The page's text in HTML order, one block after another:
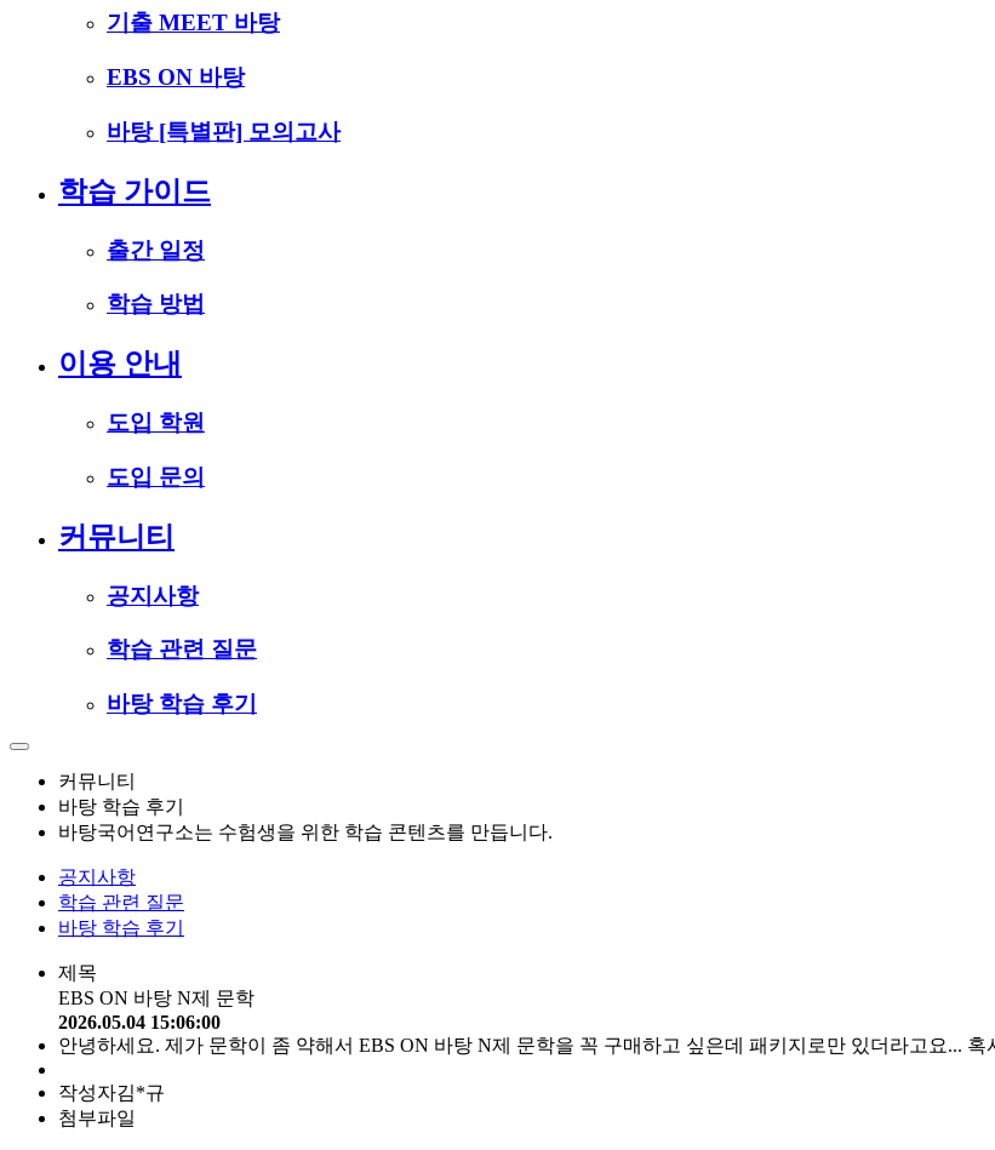
기출 MEET 바탕
EBS ON 바탕
바탕 [특별판] 모의고사
학습 가이드
출간 일정
학습 방법
이용 안내
도입 학원
도입 문의
커뮤니티
공지사항
학습 관련 질문
바탕 학습 후기
커뮤니티
바탕 학습 후기
바탕국어연구소는 수험생을 위한 학습 콘텐츠를 만듭니다.
공지사항
학습 관련 질문
바탕 학습 후기
제목
EBS ON 바탕 N제 문학
2026.05.04 15:06:00
안녕하세요. 제가 문학이 좀 약해서 EBS ON 바탕 N제 문학을 꼭 구매하고 싶은데 패키지로만 있더라고요...
작성자김*규
첨부파일